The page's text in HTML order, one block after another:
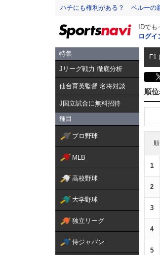
ハチにも権利がある？ ペルーの
IDで
ログイ
特集
Jリーグ戦力 徹底分析
仙台育英監督 名将対談
J国立試合に無料招待
種目
プロ野球
MLB
高校野球
大学野球
独立リーグ
侍ジャパン
F1
順
1
2
3
4
5